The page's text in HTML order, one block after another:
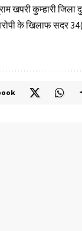
खपरी कुम्हारी जिला
के खिलाफ सदर